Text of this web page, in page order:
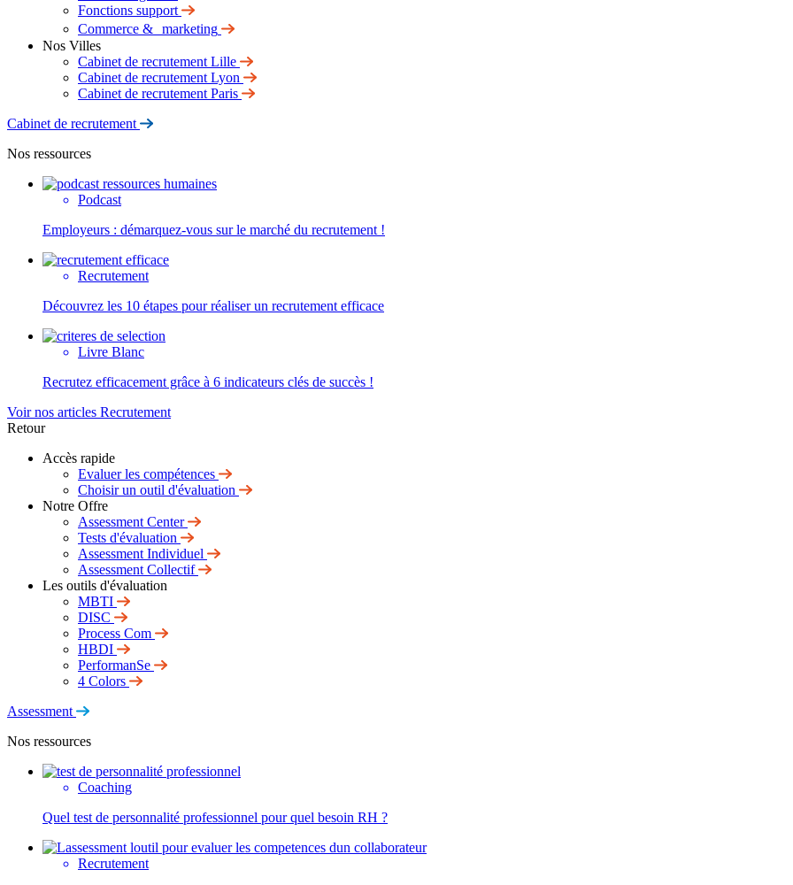
Fonctions support
Commerce & marketing
Nos Villes
Cabinet de recrutement Lille
Cabinet de recrutement Lyon
Cabinet de recrutement Paris
Cabinet de recrutement
Nos ressources
Podcast
Employeurs : démarquez-vous sur le marché du recrutement !
Recrutement
Découvrez les 10 étapes pour réaliser un recrutement efficace
Livre Blanc
Recrutez efficacement grâce à 6 indicateurs clés de succès !
Voir nos articles Recrutement
Retour
Accès rapide
Evaluer les compétences
Choisir un outil d'évaluation
Notre Offre
Assessment Center
Tests d'évaluation
Assessment Individuel
Assessment Collectif
Les outils d'évaluation
MBTI
DISC
Process Com
HBDI
PerformanSe
4 Colors
Assessment
Nos ressources
Coaching
Quel test de personnalité professionnel pour quel besoin RH ?
Recrutement